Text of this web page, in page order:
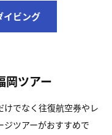
イビング
岡ツアー
でなく往復航空券やレ
ツアーがおすすめで